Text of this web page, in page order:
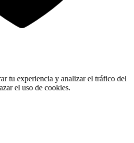
tu experiencia y analizar el tráfico del
el uso de cookies.